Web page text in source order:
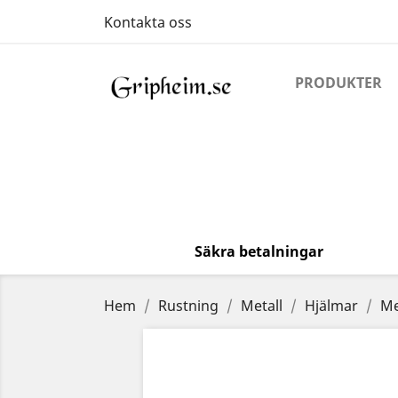
Kontakta oss
PRODUKTER
Säkra betalningar
Hem Rustning Metall Hjälmar